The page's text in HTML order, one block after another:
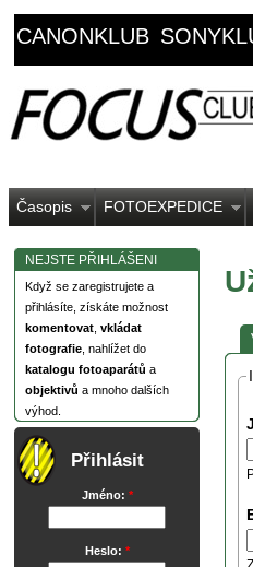
CANONKLUB
Časopis FOTOEXPEDICE
NEJSTE PŘIHLÁŠENI
Když se zaregistrujete a
přihlásíte, získáte možnost
komentovat vkládat
fotografie , nahlížet do
katalogu fotoaparátů a
objektivů a mnoho dalších
výhod.
Přihlásit
Jméno: *
Heslo: *